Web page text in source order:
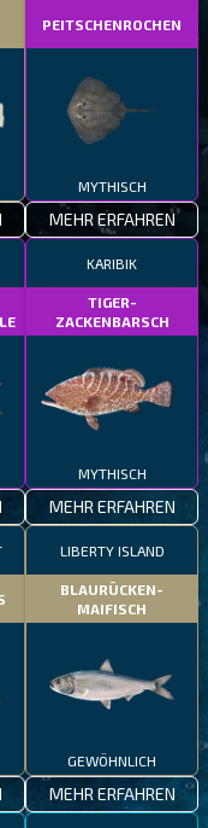
PEITSCHENROCHEN
MYTHISCH
MEHR ERFAHREN
KARIBIK
TIGER-
ZACKENBARSCH
MYTHISCH
MEHR ERFAHREN
LIBERTY ISLAND
BLAURÜCKEN-
MAIFISCH
GEWÖHNLICH
MEHR ERFAHREN